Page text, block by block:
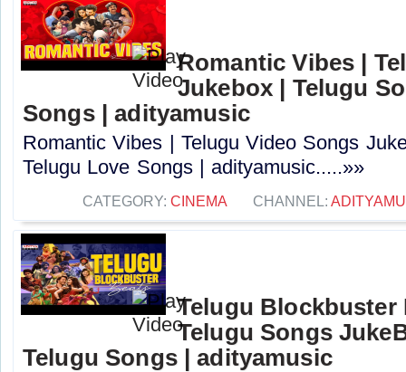
Romantic Vibes |
Jukebox | Telugu
Songs | adityamusic
Romantic Vibes | Telugu Video Songs
Telugu Love Songs | adityamusic.....»»
CATEGORY: CINEMA CHANNEL:
Telugu Blockbuster
Telugu Songs
Telugu Songs | adityamusic